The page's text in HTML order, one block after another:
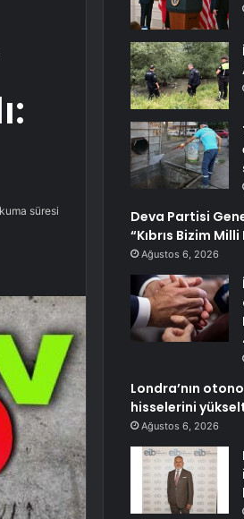
süresi
Deva Partisi
“Kıbrıs Bizim
Ağustos 6, 2026
Londra’nın
hisselerini
Ağustos 6, 2026